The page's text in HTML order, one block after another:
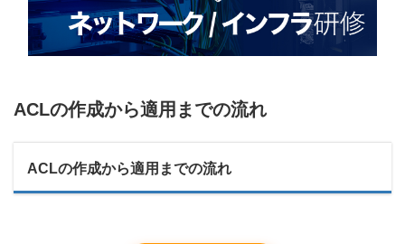
ACLの作成から適用までの流れ
ACLの作成から適用までの流れ